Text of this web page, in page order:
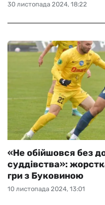
30 листопада 2024, 18:22
10 листопада 2024, 13:01
«Не обійшовся без
суддівства»:
гри з Буковиною